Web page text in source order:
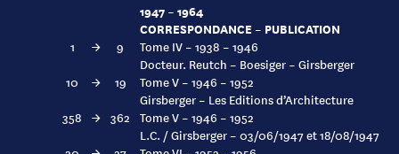
1947 – 1964
CORRESPONDANCE – PUBLICATION
1 → 9
Tome IV – 1938 – 1946
Docteur. Reutch – Boesiger – Girsberger
10
→ 19
Tome V – 1946 – 1952
Girsberger – Les Editions d’Architecture
358 → 362 Tome V – 1946 – 1952
L.C. / Girsberger – 03/06/1947 et 18/08/1947